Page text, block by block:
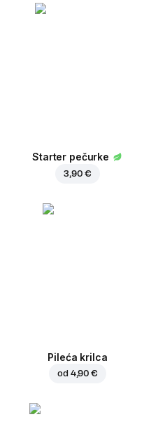
Starter pečurke
3,90 €
Pileća krilca
od 4,90 €